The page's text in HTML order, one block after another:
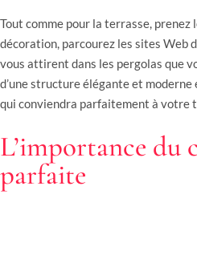
Tout comme pour la terrasse,
décoration, parcourez les sites Web
vous attirent dans les pergolas que
d’une structure élégante et
qui conviendra parfaitement à votre
L’importance du
parfaite